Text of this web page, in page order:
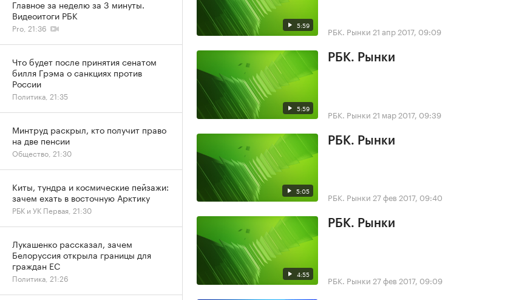
5:59 РБК. Рынки 21 апр 2017, 09:09
5:59
РБК. Рынки
РБК. Рынки 21 мар 2017, 09:39
5:05
РБК. Рынки
РБК. Рынки 27 фев 2017, 09:40
4:55
РБК. Рынки
РБК. Рынки 27 фев 2017, 09:09
Главное за неделю за 3 минуты.
Видеоитоги РБК
Pro, 21:36
Что будет после принятия сенатом
билля Грэма о санкциях против
России
Политика, 21:35
Минтруд раскрыл, кто получит право
на две пенсии
Общество, 21:30
Киты, тундра и космические пейзажи:
зачем ехать в восточную Арктику
РБК и УК Первая, 21:30
Лукашенко рассказал, зачем
Белоруссия открыла границы для
граждан ЕС
Политика, 21:26